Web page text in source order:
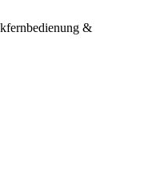
&